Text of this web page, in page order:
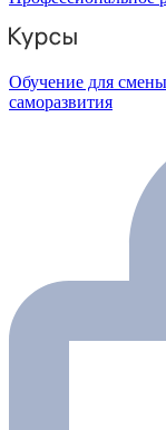
Обучение для
саморазвития